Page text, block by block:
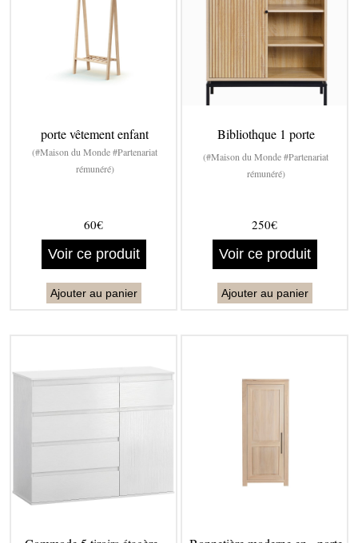
porte vêtement enfant
(#Maison du Monde #Partenariat
rémunéré)
60€
Voir ce produit
Ajouter au panier
Bibliothque 1 porte
(#Maison du Monde #Partenariat
rémunéré)
250€
Voir ce produit
Ajouter au panier